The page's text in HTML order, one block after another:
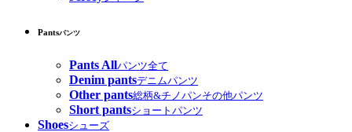
Pantsパンツ
Pants Allパンツ全て
Denim pantsデニムパンツ
Other pants総柄&チノパンその他パンツ
Short pantsショートパンツ
Shoesシューズ